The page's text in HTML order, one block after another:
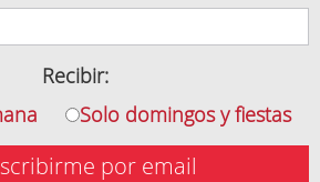
Recibir:
Solo domingos y fiestas
por email